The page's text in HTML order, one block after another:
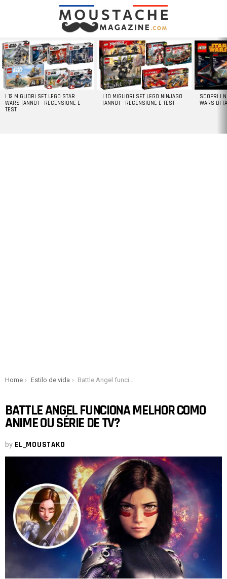
LATEST
STORIES
I 13 MIGLIORI SET LEGO STAR
WARS [ANNO] – RECENSIONE E
TEST
I 10 MIGLIORI SET LEGO NINJAGO
[ANNO] – RECENSIONE E TEST
SCOPRI I
WARS DI
You are here:
Home Estilo de vida Battle Angel funciona melhor como anime ou série de TV?
BATTLE ANGEL FUNCIONA MELHOR COMO
ANIME OU SÉRIE DE TV?
by EL_MOUSTAKO